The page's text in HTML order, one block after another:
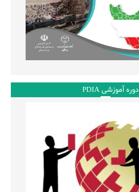
دوره آموزشی PDIA